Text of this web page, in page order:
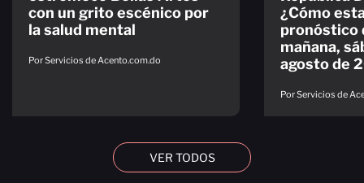
con un grito escénico por
la salud mental
Por Servicios de Acento.com.do
¿Cómo
pronóstico
mañana,
agosto de
Por Servicios de
VER TODOS